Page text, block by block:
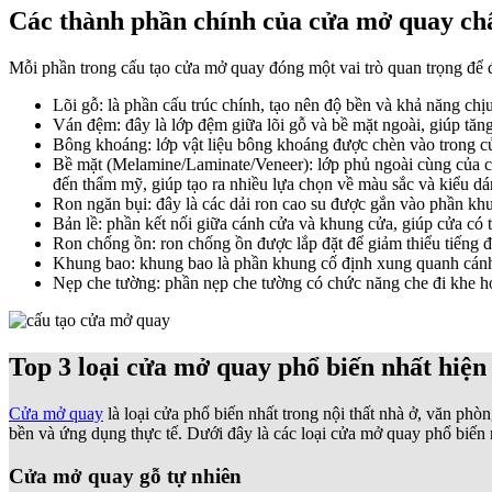
Các thành phần chính của cửa mở quay
Mỗi phần trong cấu tạo cửa mở quay đóng một vai trò quan trọng
Lõi gỗ: là phần cấu trúc chính, tạo nên độ bền và khả năng
Ván đệm: đây là lớp đệm giữa lõi gỗ và bề mặt ngoài, giúp
Bông khoáng: lớp vật liệu bông khoáng được chèn vào trong
Bề mặt (Melamine/Laminate/Veneer): lớp phủ ngoài cùng
đến thẩm mỹ, giúp tạo ra nhiều lựa chọn về màu sắc và kiểu
Ron ngăn bụi: đây là các dải ron cao su được gắn vào phần
Bản lề: phần kết nối giữa cánh cửa và khung cửa, giúp cửa
Ron chống ồn: ron chống ồn được lắp đặt để giảm thiểu
Khung bao: khung bao là phần khung cố định xung quanh
Nẹp che tường: phần nẹp che tường có chức năng che đi khe
Top 3 loại cửa mở quay phổ biến nhất hiện
Cửa mở quay là loại cửa phổ biến nhất trong nội thất nhà ở, văn
bền và ứng dụng thực tế. Dưới đây là các loại cửa mở quay phổ biến
Cửa mở quay gỗ tự nhiên